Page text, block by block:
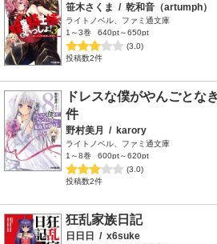
笹木さくま / 乾和音（artumph）
ライトノベル、ファミ通文庫
1～3巻
640pt～650pt
(3.0)
投稿数2件
ドレスな僕がやんごとな
件
野村美月 / karory
ライトノベル、ファミ通文庫
1～8巻
600pt～620pt
(3.0)
投稿数2件
狂乱家族日記
日日日 / x6suke